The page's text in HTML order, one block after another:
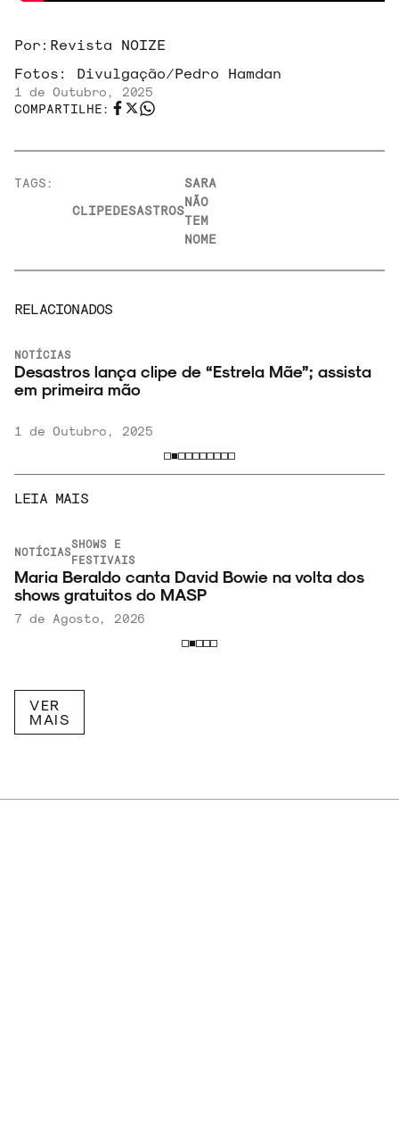
Por: Revista NOIZE
Fotos: Divulgação/Pedro Hamdan
1 de Outubro, 2025
COMPARTILHE:
TAGS:
CLIPEDESASTROS
SARA
NÃO
TEM
NOME
RELACIONADOS
NOTÍCIAS
Desastros lança clipe de “Estrela Mãe”; assista
em primeira mão
1 de Outubro, 2025
LEIA MAIS
NOTÍCIAS
SHOWS E
FESTIVAIS
Maria Beraldo canta David Bowie na volta dos
shows gratuitos do MASP
7 de Agosto, 2026
VER
MAIS